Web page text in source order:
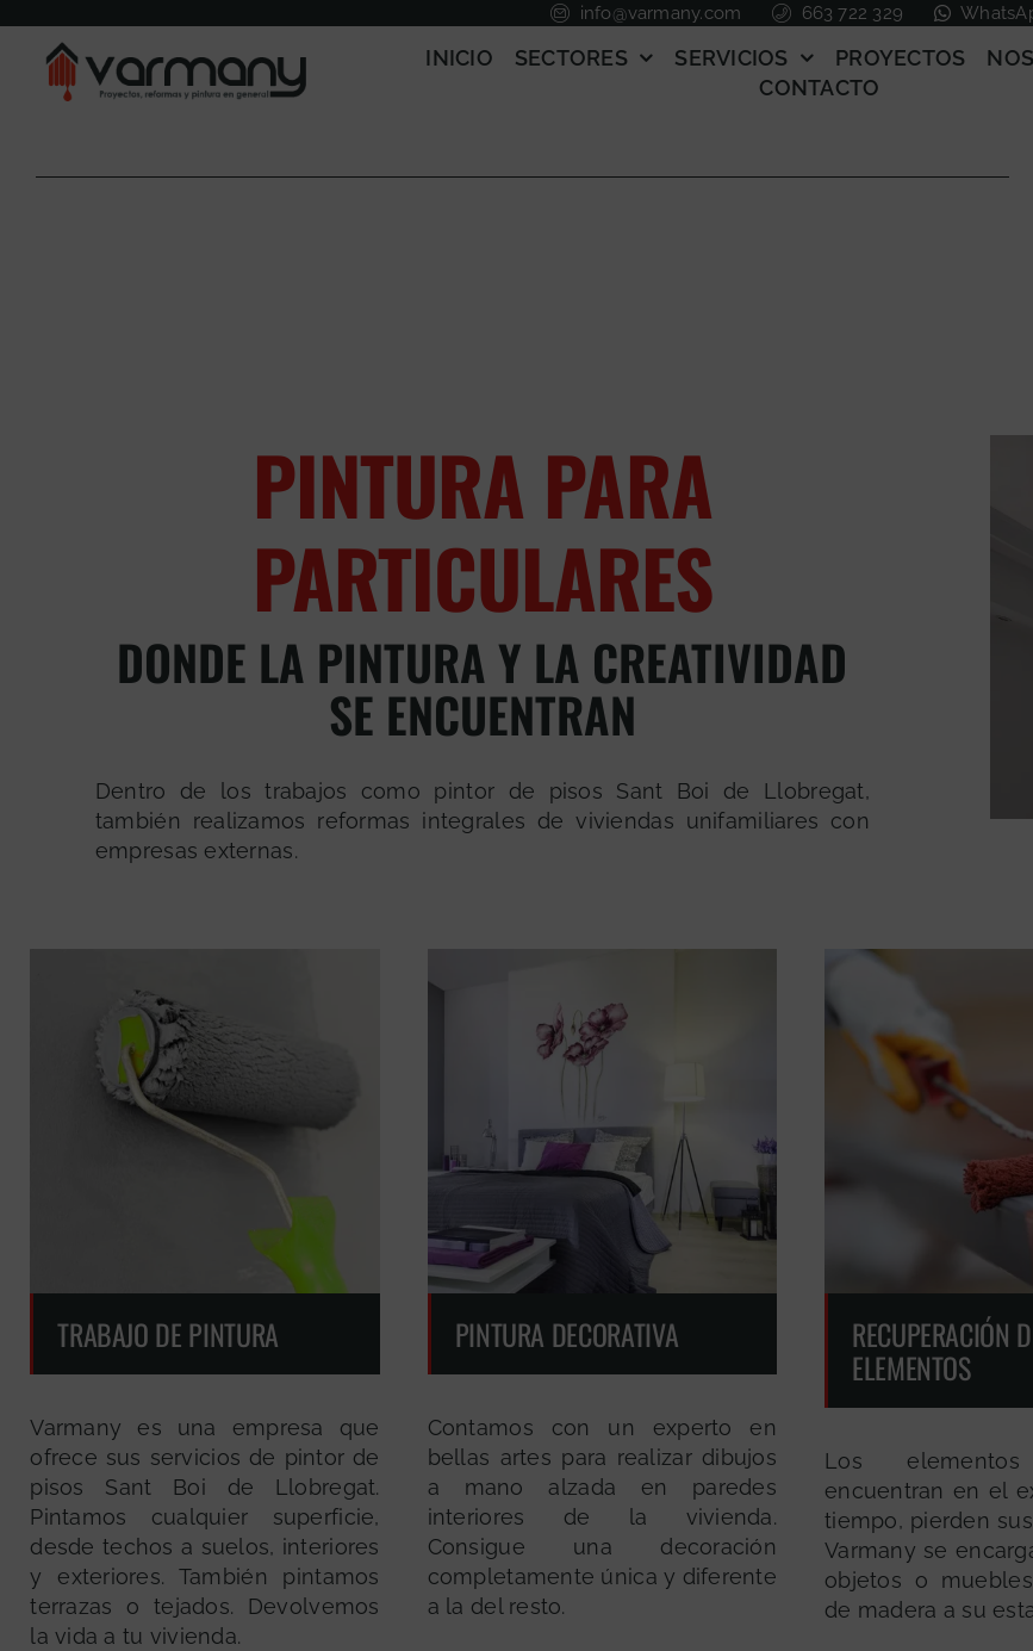
contenido
info@varmany.com 663 722 329
INICIO SECTORES SERVICIOS PROYECTOS
CONTACTO
PINTURA PARA
PARTICULARES
DONDE LA PINTURA Y LA CREATIVIDAD
SE ENCUENTRAN
Dentro de los trabajos como pintor de pisos Sant Boi de Llobregat,
también realizamos reformas integrales de viviendas unifamiliares con
empresas externas.
TRABAJO DE PINTURA
Varmany es una empresa que
ofrece sus servicios de pintor de
pisos Sant Boi de Llobregat.
Pintamos cualquier superficie,
desde techos a suelos, interiores
y exteriores. También pintamos
terrazas o tejados. Devolvemos
la vida a tu vivienda.
PINTURA DECORATIVA
Contamos con un experto en
bellas artes para realizar dibujos
a mano alzada en paredes
interiores de la vivienda.
Consigue una decoración
completamente única y diferente
a la del resto.
RECUPERACIÓN
ELEMENTOS
Los
encuentran en el
tiempo, pierden
Varmany se
objetos o
de madera a su